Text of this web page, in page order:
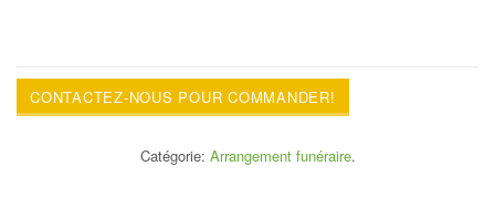
CONTACTEZ-NOUS POUR COMMANDER!
Catégorie: Arrangement funéraire.